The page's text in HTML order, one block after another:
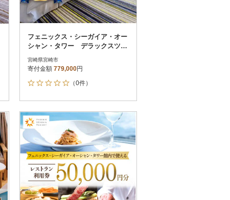
フェニックス・シーガイア・オー
シャン・タワー デラックスツイ
泉
宮崎県宮崎市
寄付金額 779,000円
（0件）